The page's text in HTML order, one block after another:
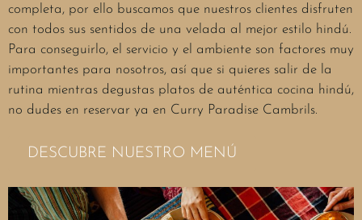
completa, por ello buscamos que nuestros clientes disfruten
con todos sus sentidos de una velada al mejor estilo hindú.
Para conseguirlo, el servicio y el ambiente son factores muy
importantes para nosotros, así que si quieres salir de la
rutina mientras degustas platos de auténtica cocina hindú,
no dudes en reservar ya en Curry Paradise Cambrils.
DESCUBRE NUESTRO MENÚ